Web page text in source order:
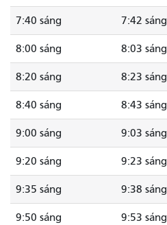
7:40 sáng 7:42 sáng
8:00 sáng 8:03 sáng
8:20 sáng 8:23 sáng
8:40 sáng 8:43 sáng
9:00 sáng 9:03 sáng
9:20 sáng 9:23 sáng
9:35 sáng 9:38 sáng
9:50 sáng 9:53 sáng